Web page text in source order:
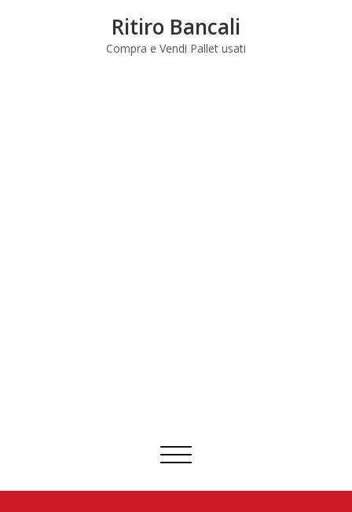
Ritiro Bancali
Compra e Vendi Pallet usati
Commuta